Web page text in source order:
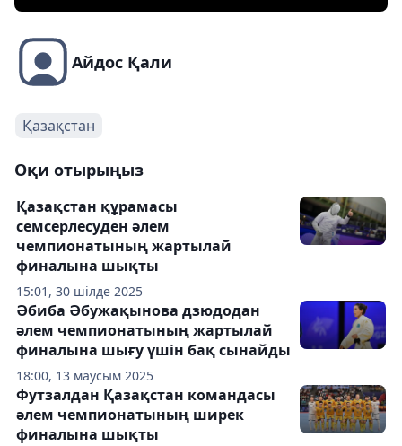
Айдос Қали
Қазақстан
Оқи отырыңыз
15:01, 30 шілде 2025
Қазақстан құрамасы
семсерлесуден әлем
чемпионатының жартылай
финалына шықты
18:00, 13 маусым 2025
Әбиба Әбужақынова дзюдодан
әлем чемпионатының жартылай
финалына шығу үшін бақ сынайды
Футзалдан Қазақстан командасы
әлем чемпионатының ширек
финалына шықты